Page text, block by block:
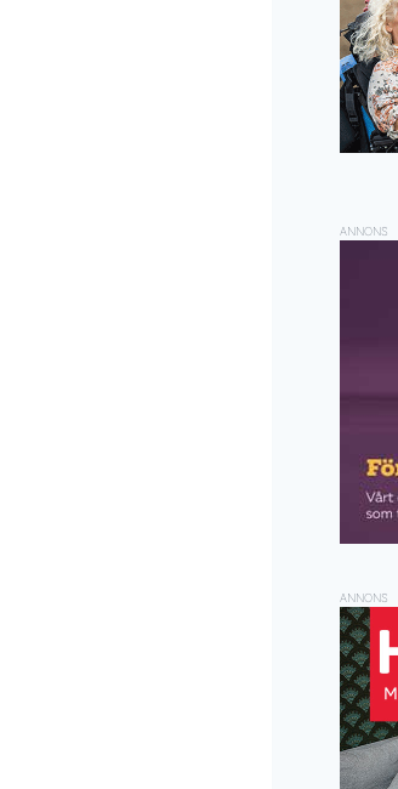
ANNONS
ANNONS